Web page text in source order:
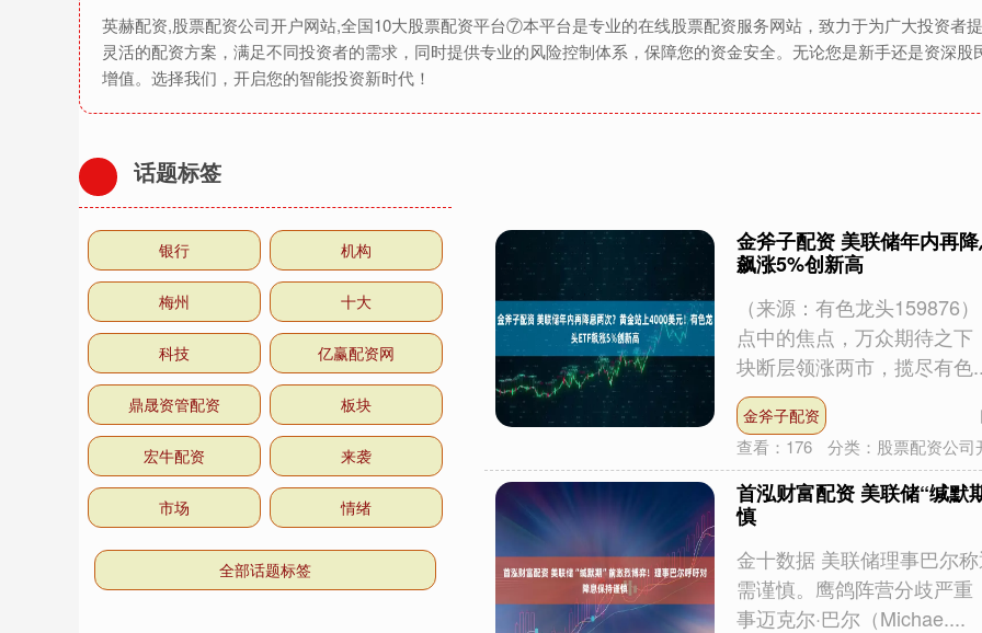
英赫配资,股票配资公司开户网站,全国10大股票配资平台⑦本平台是专业的在线股票配资服务网站，致力于为广大投资者
灵活的配资方案，满足不同投资者的需求，同时提供专业的风险控制体系，保障您的资金安全。无论您是新手还是资深
增值。选择我们，开启您的智能投资新时代！
金斧子配资 美联储年内再
飙涨5%创新高
（来源：有色龙头159876
点中的焦点，万众期待之
块断层领涨两市，揽尽有色
金斧子配资
查看： 176 分类： 股票配资公司
首泓财富配资 美联储“缄默
慎
金十数据 美联储理事巴尔
需谨慎。鹰鸽阵营分歧严
事迈克尔·巴尔（Michae....
话题标签
银行 机构
梅州 十大
科技 亿赢配资网
鼎晟资管配资 板块
宏牛配资 来袭
市场 情绪
全部话题标签